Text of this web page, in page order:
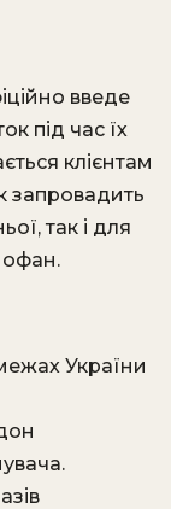
введе
під час їх
клієнтам
запровадить
так і для
України